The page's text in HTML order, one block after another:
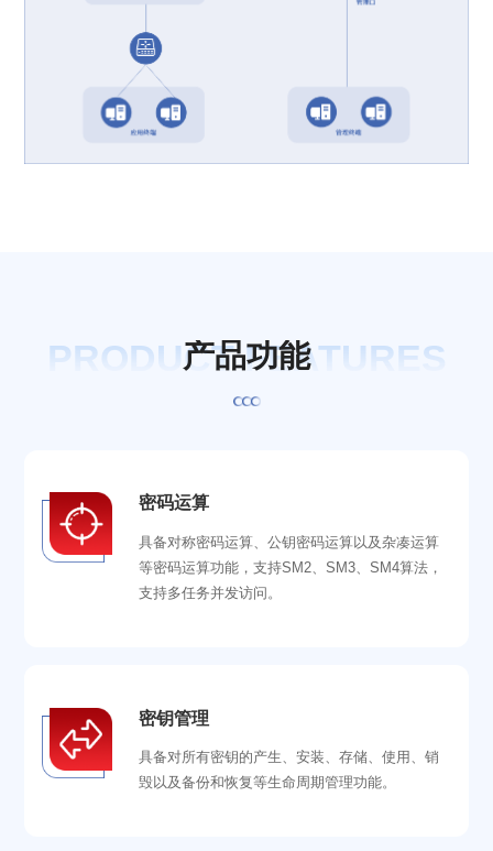
PRODUCT FEATURES
产品功能
密码运算
具备对称密码运算、公钥密码运算以及杂凑运算
等密码运算功能，支持SM2、SM3、SM4算法，
支持多任务并发访问。
密钥管理
具备对所有密钥的产生、安装、存储、使用、销
毁以及备份和恢复等生命周期管理功能。